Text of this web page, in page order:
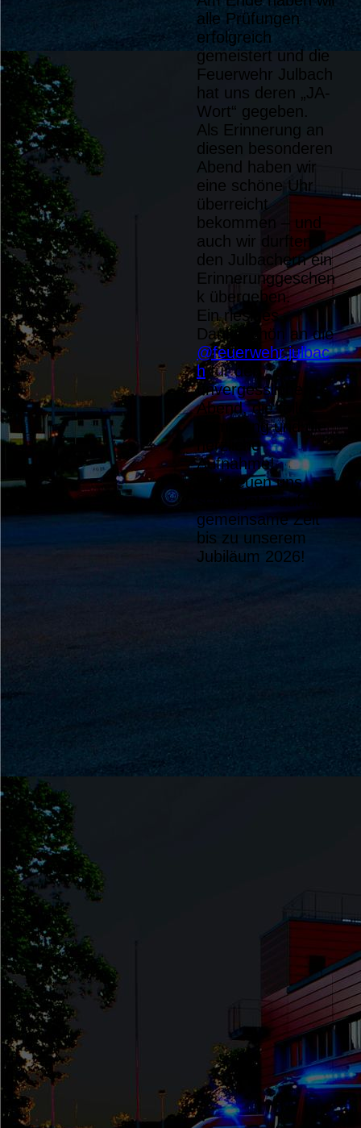
Patenbitten (3)
Patenbitten (4)
alle Prüfungen
erfolgreich
gemeistert und die
Feuerwehr Julbach
hat uns deren „JA-
Wort“ gegeben.
Als Erinnerung an
diesen besonderen
Abend haben wir
eine schöne Uhr
überreicht
bekommen – und
auch wir durften
den Julbachern ein
Erinnerunggeschen
k übergeben.
Ein riesiges
Dankeschön an die
@feuerwehr.julbac
hfür den
unvergesslichen
Abend, die tolle
Stimmung und die
herzliche
Aufnahme!
Wir freuen uns
schon jetzt auf die
gemeinsame Zeit
bis zu unserem
Jubiläum 2026!